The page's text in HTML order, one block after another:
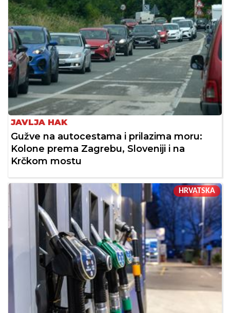
JAVLJA HAK
Gužve na autocestama i prilazima moru:
Kolone prema Zagrebu, Sloveniji i na
Krčkom mostu
HRVATSKA